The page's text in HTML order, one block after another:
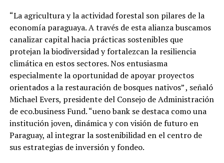
“La agricultura y la actividad forestal son pilares de la
economía paraguaya. A través de esta alianza buscamos
canalizar capital hacia prácticas sostenibles que
protejan la biodiversidad y fortalezcan la resiliencia
climática en estos sectores. Nos entusiasma
especialmente la oportunidad de apoyar proyectos
orientados a la restauración de bosques nativos” , señaló
Michael Evers, presidente del Consejo de Administración
de eco.business Fund. “ueno bank se destaca como una
institución joven, dinámica y con visión de futuro en
Paraguay, al integrar la sostenibilidad en el centro de
sus estrategias de inversión y fondeo.